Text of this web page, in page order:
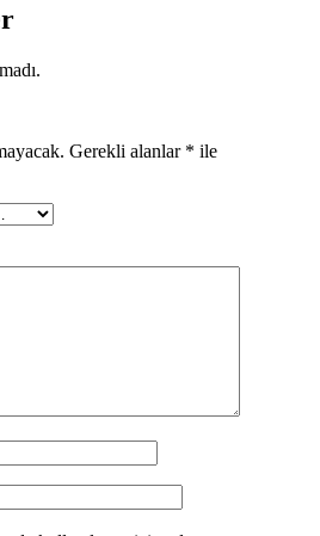
Gerekli alanlar * ile